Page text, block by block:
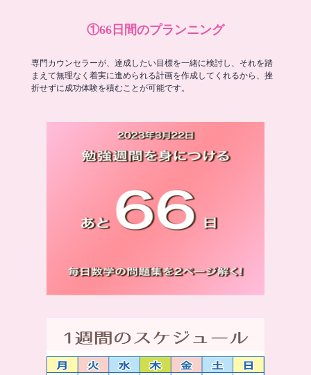
①66日間のプランニング
専門カウンセラーが、達成したい目標を一緒に検討し、それを踏
まえて無理なく着実に進められる計画を作成してくれるから、挫
折せずに成功体験を積むことが可能です。